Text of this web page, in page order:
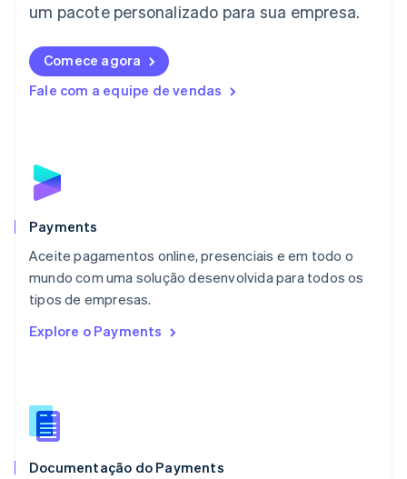
um pacote personalizado para sua empresa.
Comece agora
Fale com a equipe de vendas
Payments
Aceite pagamentos online, presenciais e em todo o
mundo com uma solução desenvolvida para todos os
tipos de empresas.
Explore o Payments
Documentação do Payments
Liechtenstein
Lituânia
English
Luxemburgo
Malta
English
EspañolEnglish
English
Nova Zelândia
English
NederlandsEnglish
Português
RAE de Hong Kong, China
Reino Unido